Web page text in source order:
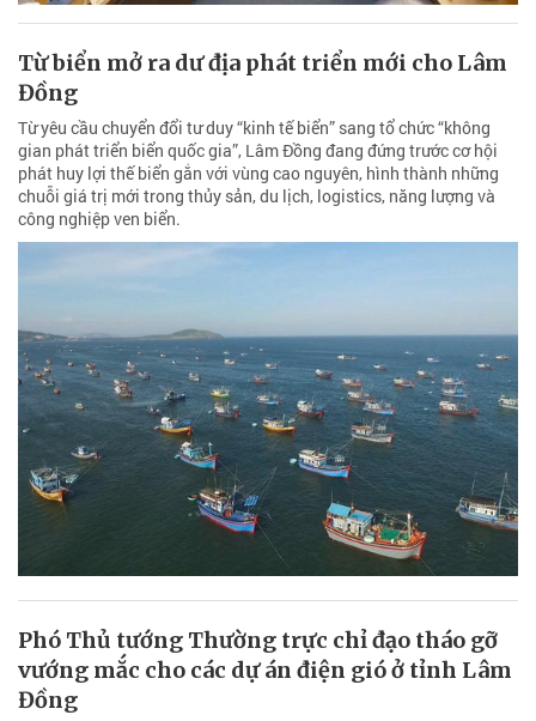
Từ biển mở ra dư địa phát triển mới cho Lâm
Đồng
Từ yêu cầu chuyển đổi tư duy “kinh tế biển” sang tổ chức “không
gian phát triển biển quốc gia”, Lâm Đồng đang đứng trước cơ hội
phát huy lợi thế biển gắn với vùng cao nguyên, hình thành những
chuỗi giá trị mới trong thủy sản, du lịch, logistics, năng lượng và
công nghiệp ven biển.
Phó Thủ tướng Thường trực chỉ đạo tháo gỡ
vướng mắc cho các dự án điện gió ở tỉnh Lâm
Đồng